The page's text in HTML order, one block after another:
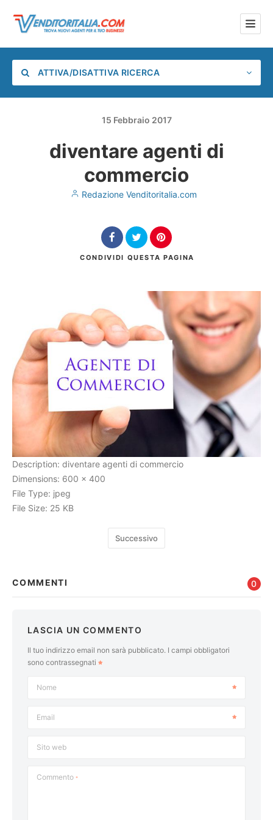
ATTIVA/DISATTIVA RICERCA
Categoria
15 Febbraio 2017
diventare agenti di
commercio
Redazione Venditoritalia.com
CONDIVIDI QUESTA PAGINA
Description: diventare agenti di commercio
Dimensions: 600 x 400
File Type: jpeg
File Size: 25 KB
Successivo
COMMENTI 0
LASCIA UN COMMENTO
Il tuo indirizzo email non sarà pubblicato. I campi obbligatori
sono contrassegnati
Nome
Email
Sito web
Commento *